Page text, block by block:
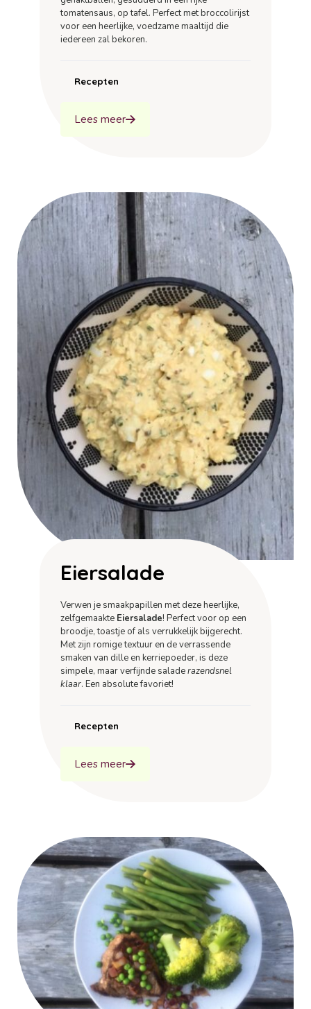
tomatensaus, op tafel. Perfect met broccolirijst
voor een heerlijke, voedzame maaltijd die
iedereen zal bekoren.
Recepten
Lees meer
Eiersalade
Verwen je smaakpapillen met deze heerlijke,
zelfgemaakte Eiersalade! Perfect voor op een
broodje, toastje of als verrukkelijk bijgerecht.
Met zijn romige textuur en de verrassende
smaken van dille en kerriepoeder, is deze
simpele, maar verfijnde saladerazendsnel
klaar. Een absolute favoriet!
Recepten
Lees meer